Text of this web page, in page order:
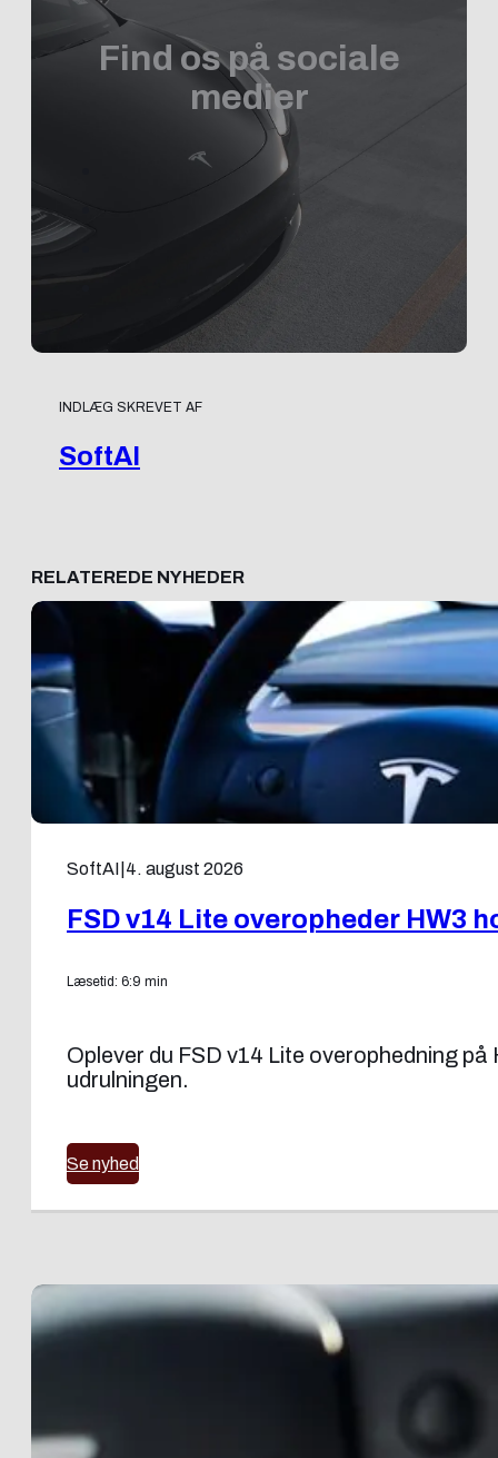
Find os på sociale
medier
INDLÆG SKREVET AF
SoftAI
RELATEREDE NYHEDER
SoftAI 4. august 2026
FSD v14 Lite overopheder HW3
Læsetid: 6:9 min
Oplever du FSD v14 Lite overophedning
udrulningen.
Se nyhed